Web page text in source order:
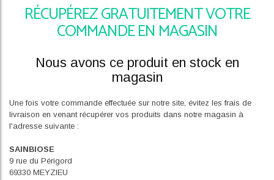
RÉCUPÉREZ GRATUITEMENT VOTRE
COMMANDE EN MAGASIN
Nous avons ce produit en stock en
magasin
Une fois votre commande effectuée sur notre site, évitez les frais de
livraison en venant récupérer vos produits dans notre magasin à
l'adresse suivante :
SAINBIOSE
9 rue du Périgord
69330 MEYZIEU